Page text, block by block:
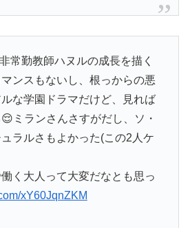
常勤教師ハヌルの成長を描く
マンスもないし、根っからの悪
な学園ドラマだけど、見れば
ミランさんさすがだし、ソ・
ラルさもよかった(この2人ケ
く大人って大変だなとも思っ
xY60JqnZKM